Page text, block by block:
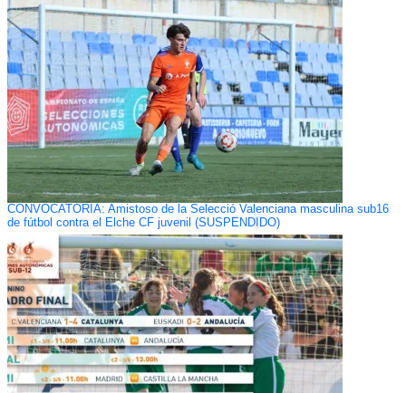
CONVOCATORIA: Amistoso de la Selecció Valenciana masculina sub16
de fútbol contra el Elche CF juvenil (SUSPENDIDO)